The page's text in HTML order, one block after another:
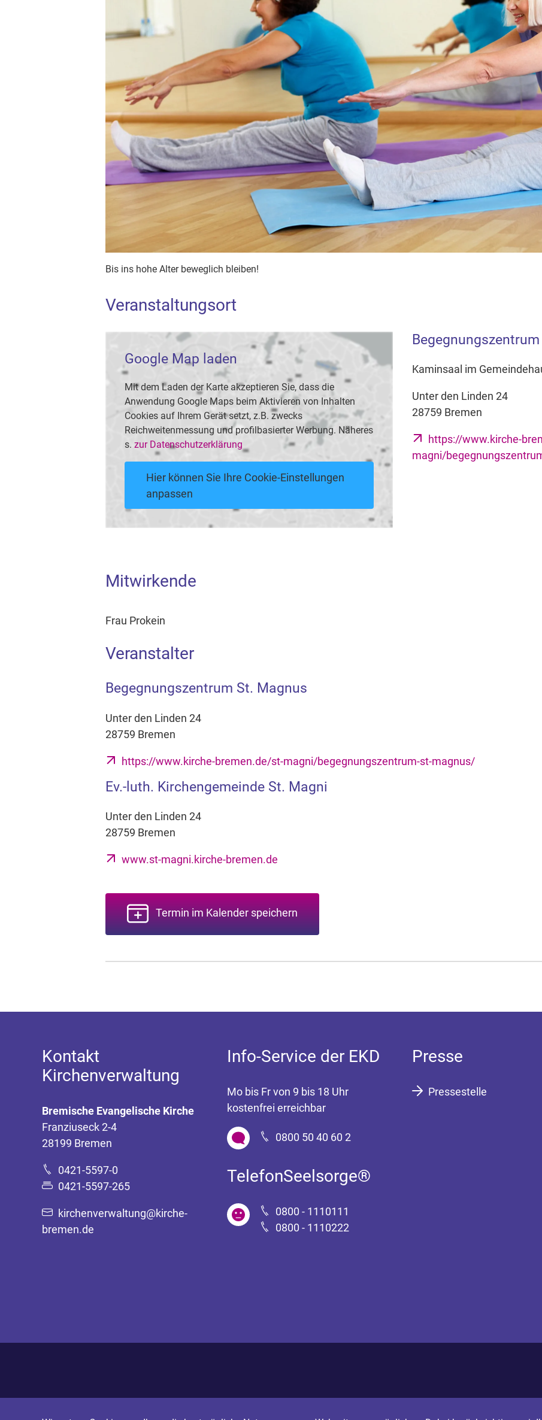
Bis ins hohe Alter beweglich bleiben!
Veranstaltungsort
Google Map laden
Mit dem Laden der Karte akzeptieren Sie, dass die
Anwendung Google Maps beim Aktivieren von Inhalten
Cookies auf Ihrem Gerät setzt, z.B. zwecks
Reichweitenmessung und profilbasierter Werbung. Näheres
s. zur Datenschutzerklärung
Hier können Sie Ihre Cookie-Einstellungen
anpassen
Kaminsaal im
Unter den Linden 24
28759 Bremen
https://www.kirche-
magni/
Mitwirkende
Frau Prokein
Veranstalter
Begegnungszentrum St. Magnus
Unter den Linden 24
28759 Bremen
https://www.kirche-bremen.de/st-magni/begegnungszentrum-st-magnus/
Ev.-luth. Kirchengemeinde St. Magni
Unter den Linden 24
28759 Bremen
www.st-magni.kirche-bremen.de
Termin im Kalender speichern
Kontakt
Kirchenverwaltung
Bremische Evangelische Kirche
Franziuseck 2-4
28199 Bremen
0421-5597-0
0421-5597-265
kirchenverwaltung@kirche-
bremen.de
Info-Service der EKD
Mo bis Fr von 9 bis 18 Uhr
kostenfrei erreichbar
0800 50 40 60 2
TelefonSeelsorge®
0800 - 1110111
0800 - 1110222
Presse
Pressestelle